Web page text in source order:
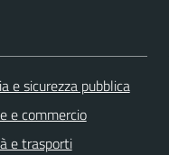
e sicurezza pubblica
e commercio
e trasporti